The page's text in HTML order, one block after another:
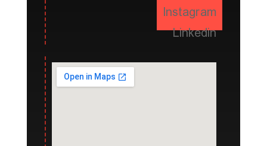
Instagram
Linkedin